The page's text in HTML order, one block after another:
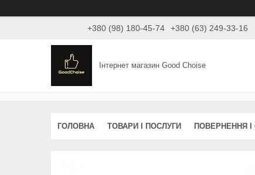
+380 (98) 180-45-74 +380 (63) 249-33-16
Інтернет магазин Good Choise
ГОЛОВНА ТОВАРИ І ПОСЛУГИ ПОВЕРНЕННЯ І